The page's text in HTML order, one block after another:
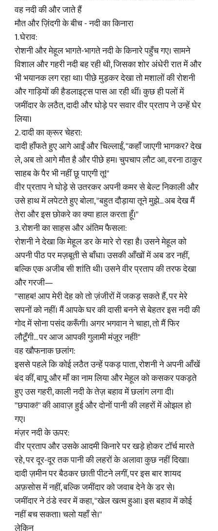
वह नदी की और जाते हैं
मौत और ज़िंदगी के बीच - नदी का किनारा
1. घेराव:
रोशनी और मेहूल भागते-भागते नदी के किनारे पहुँच गए। सामने
विशाल और गहरी नदी बह रही थी, जिसका शोर अंधेरी रात में और
भी भयानक लग रहा था। पीछे मुड़कर देखा तो मशालों की रोशनी
और गाड़ियों की हैडलाइट्स पास आ रही थीं। कुछ ही पलों में
जमींदार के लठैत, दादी और घोड़े पर सवार वीर प्रताप ने उन्हें घेर
लिया।
2. दादी का क्रूर चेहरा:
दादी हाँफते हुए आगे आईं और चिल्लाईं, "कहाँ जाएगी भागकर? देख
ले, अब तो आगे मौत है और पीछे हम। चुपचाप लौट आ, वरना ठाकुर
साहब के पैर भी नहीं छू पाएगी तू!"
वीर प्रताप ने घोड़े से उतरकर अपनी कमर से बेल्ट निकाली और
उसे हाथ में लपेटते हुए बोला, "बहुत दौड़ाया तूने मुझे... अब देख मैं
तेरा और इस छोकरे का क्या हाल करता हूँ।"
3. रोशनी का साहस और अंतिम फैसला:
रोशनी ने देखा कि मेहूल डर के मारे रो रहा है। उसने मेहूल को
अपनी पीठ पर मज़बूती से बाँधा। उसकी आँखों में अब डर नहीं,
बल्कि एक अजीब सी शांति थी। उसने वीर प्रताप की तरफ देखा
और गरजी—
"साहब! आप मेरी देह को तो ज़ंजीरों में जकड़ सकते हैं, पर मेरे
सपनों को नहीं। मैं आपके घर की दासी बनने से बेहतर इस नदी की
गोद में सोना पसंद करूँगी। अगर भगवान ने चाहा, तो मैं फिर
लौटूँगी... पर आज आपकी गुलामी मंज़ूर नहीं!"
वह खौफनाक छलांग:
इससे पहले कि कोई लठैत उन्हें पकड़ पाता, रोशनी ने अपनी आँखें
बंद कीं, बापू और माँ का नाम लिया और मेहूल को कसकर पकड़ते
हुए उस गहरी, काली नदी के तेज़ बहाव में छलांग लगा दी।
"छपाक!" की आवाज़ हुई और दोनों पानी की लहरों में ओझल हो
गए।
मंज़र नदी के ऊपर:
वीर प्रताप और उसके आदमी किनारे पर खड़े होकर टॉर्च मारते
रहे, पर दूर-दूर तक पानी की लहरों के अलावा कुछ नहीं दिखा।
दादी ज़मीन पर बैठकर छाती पीटने लगीं, पर इस बार शायद
अफ़सोस में नहीं, बल्कि जमींदार को जवाब देने के डर से।
जमींदार ने ठंडे स्वर में कहा, "खेल खत्म हुआ। इस बहाव में कोई
नहीं बच सकता। चलो यहाँ से।"